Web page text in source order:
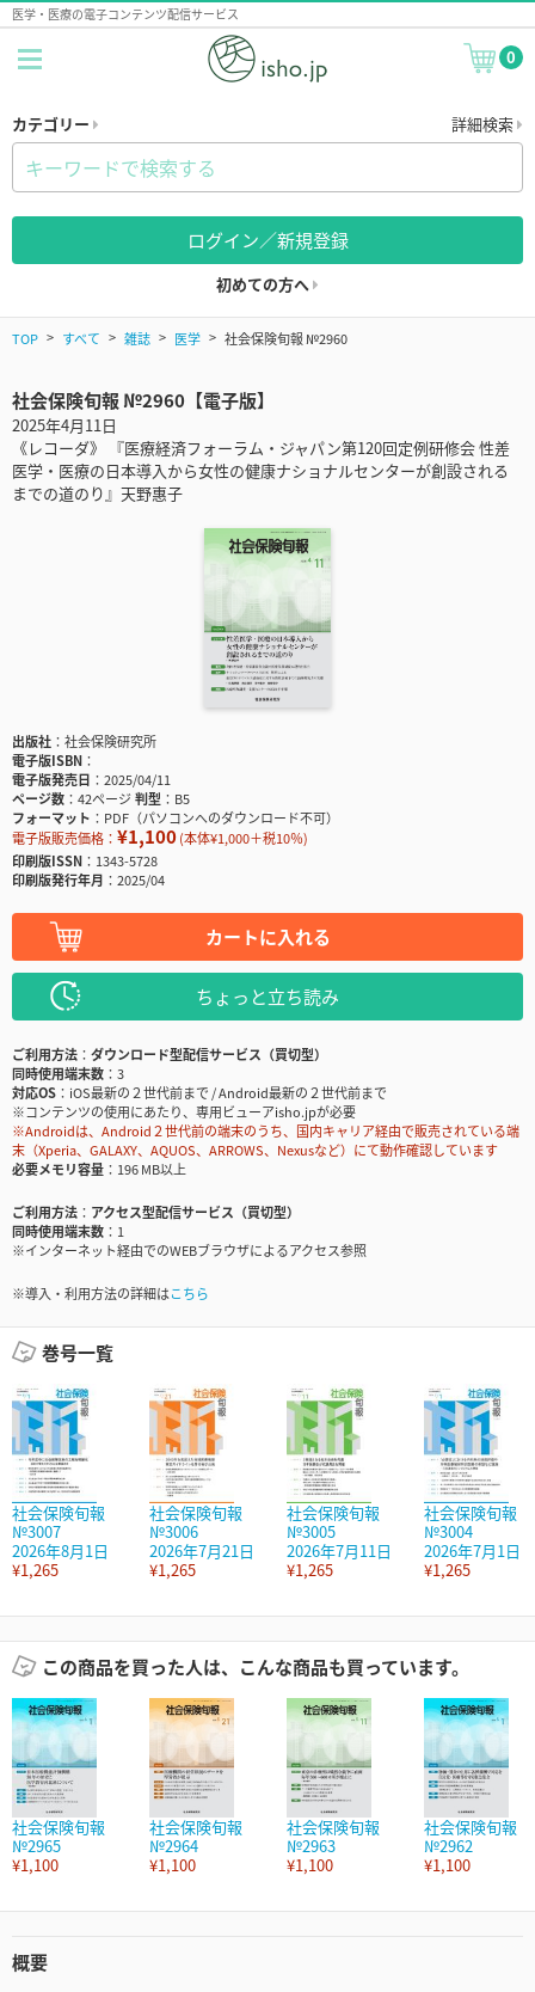
医学・医療の電子コンテンツ配信サービス
0
カテゴリー 詳細検索
ログイン／新規登録
初めての方へ
TOP すべて 雑誌 医学 社会保険旬報 №2960
社会保険旬報 №2960【電子版】
2025年4月11日
《レコーダ》 『医療経済フォーラム・ジャパン第120回定例研修会 性差
医学・医療の日本導入から女性の健康ナショナルセンターが創設される
までの道のり』天野惠子
出版社
社会保険研究所
電子版ISBN
電子版発売日
2025/04/11
ページ数
42ページ判型
B5
フォーマット
PDF（パソコンへのダウンロード不可）
電子版販売価格： ¥1,100(本体¥1,000＋税10％)
印刷版ISSN
1343-5728
印刷版発行年月
2025/04
カートに入れる
ちょっと立ち読み
ご利用方法
ダウンロード型配信サービス（買切型）
同時使用端末数
3
対応OS
iOS最新の２世代前まで / Android最新の２世代前まで
※コンテンツの使用にあたり、専用ビューアisho.jpが必要
※Androidは、Android２世代前の端末のうち、国内キャリア経由で販売されている端
末（Xperia、GALAXY、AQUOS、ARROWS、Nexusなど）にて動作確認しています
必要メモリ容量
196 MB以上
ご利用方法
アクセス型配信サービス（買切型）
同時使用端末数
1
※インターネット経由でのWEBブラウザによるアクセス参照
※導入・利用方法の詳細はこちら
巻号一覧
社会保険旬報
№3007
2026年8月1日
¥1,265
社会保険旬報
№3006
2026年7月21日
¥1,265
社会保険旬報
№3005
2026年7月11日
¥1,265
社会保険旬報
№3004
2026年7月1日
¥1,265
この商品を買った人は、こんな商品も買っています。
社会保険旬報
№2965
¥1,100
社会保険旬報
№2964
¥1,100
社会保険旬報
№2963
¥1,100
社会保険旬報
№2962
¥1,100
概要